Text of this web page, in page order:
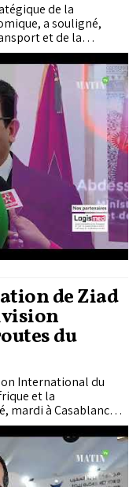
de la
a souligné,
et de la
de la 13ème
et de la
(Logismed).
de Ziad
du
International du
et la
mardi à Casablanca,
intelligent :
Supply Chain". Acteur